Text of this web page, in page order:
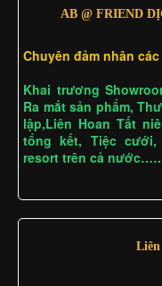
AB @ FRIEND
Chuyên đảm nhân
Khai trương
Ra mắt sản phẩm,
lập,Liên Hoan Tất
tổng kết, Tiệc cưới,
resort trên cả